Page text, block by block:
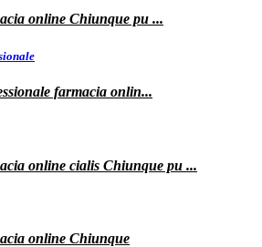
online Chiunque pu ...
farmacia onlin...
online cialis Chiunque pu ...
online Chiunque